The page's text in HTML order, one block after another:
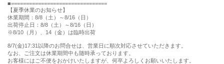
================================
【夏季休業のお知らせ】
休業期間：8/8（土）～8/16（日）
出荷停止日：8/8（土）～8/16（日）
※8/10（月）、14（金）は臨時出荷
8/7(金)17:31以降のお問合せは、営業日に順次対応させていただきます。
なお、ご注文は休業期間中も随時承っております。
お客様にはご不便をおかけいたしますが、何卒よろしくお願いいたします。